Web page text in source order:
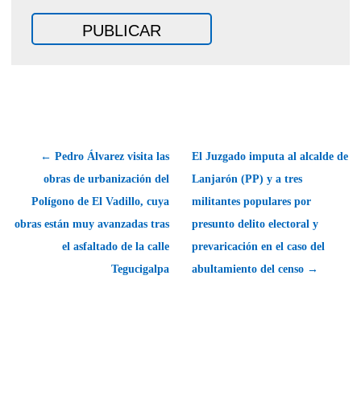
← Pedro Álvarez visita las
obras de urbanización del
Polígono de El Vadillo, cuya
obras están muy avanzadas tras
el asfaltado de la calle
Tegucigalpa
El Juzgado imputa al alcalde de
Lanjarón (PP) y a tres
militantes populares por
presunto delito electoral y
prevaricación en el caso del
abultamiento del censo →